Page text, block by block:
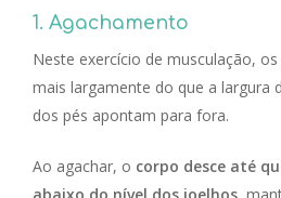
1. Agachamento
Neste exercício de musculação,
mais largamente do que a largura
dos pés apontam para fora.
Ao agachar, o corpo desce até